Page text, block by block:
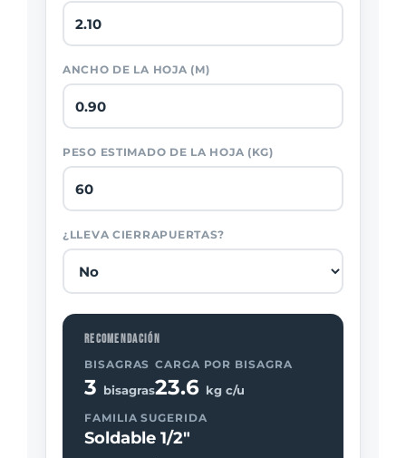
ANCHO DE LA HOJA (M)
PESO ESTIMADO DE LA HOJA (KG)
¿LLEVA CIERRAPUERTAS?
RECOMENDACIÓN
BISAGRAS
3 bisagras
CARGA POR BISAGRA
23.6 kg c/u
FAMILIA SUGERIDA
Soldable 1/2"